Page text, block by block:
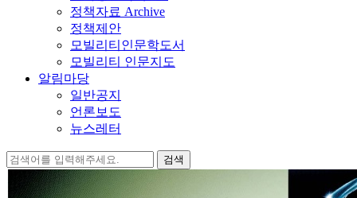
정책자료 Archive
정책제안
모빌리티인문학도서
모빌리티 인문지도
알림마당
일반공지
언론보도
뉴스레터
검
색: